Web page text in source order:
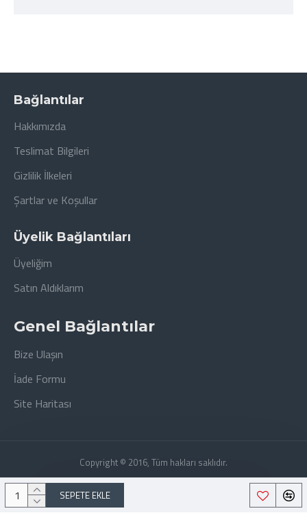
SEPETE EKLE
Bağlantılar
Hakkımızda
Teslimat Bilgileri
Gizlilik İlkeleri
Şartlar ve Koşullar
Üyelik Bağlantıları
Üyeliğim
Satın Aldıklarım
Genel Bağlantılar
Bize Ulaşın
İade Formu
Site Haritası
Copyright © 2016, Tüm hakları saklıdır.